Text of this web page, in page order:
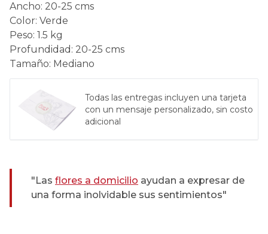
Ancho: 20-25 cms
Color: Verde
Peso: 1.5 kg
Profundidad : 20-25 cms
Tamaño: Mediano
Todas las entregas incluyen una tarjeta
con un mensaje personalizado, sin costo
adicional
"Las flores a domicilio ayudan a expresar de
una forma inolvidable sus sentimientos"